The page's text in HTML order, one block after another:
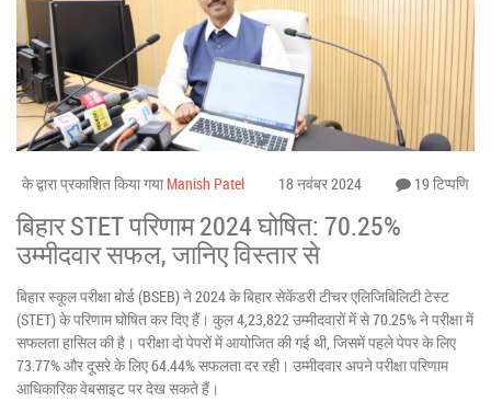
के द्वारा प्रकाशित किया गया Manish Patel 18 नवंबर 2024 19 टिप्पणि
बिहार STET परिणाम 2024 घोषित: 70.25%
उम्मीदवार सफल, जानिए विस्तार से
बिहार स्कूल परीक्षा बोर्ड (BSEB) ने 2024 के बिहार सेकेंडरी टीचर एलिजिबिलिटी टेस्ट
(STET) के परिणाम घोषित कर दिए हैं। कुल 4,23,822 उम्मीदवारों में से 70.25% ने परीक्षा में
सफलता हासिल की है। परीक्षा दो पेपरों में आयोजित की गई थी, जिसमें पहले पेपर के लिए
73.77% और दूसरे के लिए 64.44% सफलता दर रही। उम्मीदवार अपने परीक्षा परिणाम
आधिकारिक वेबसाइट पर देख सकते हैं।